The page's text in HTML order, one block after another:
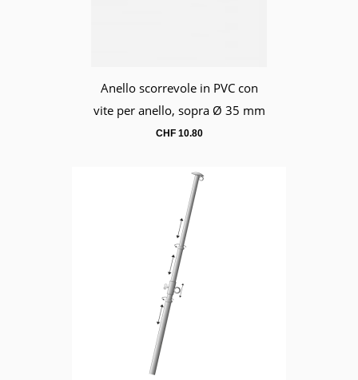
Carrello
Anello scorrevole in PVC con
vite per anello, sopra Ø 35 mm
CHF10.80